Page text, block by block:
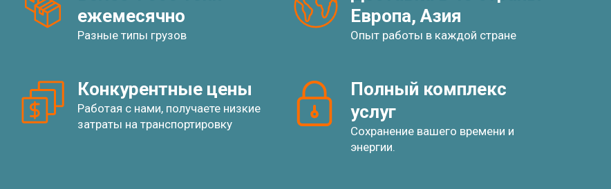
ежемесячно
Разные типы грузов
Европа, Азия
Опыт работы в каждой стране
Конкурентные цены
Работая с нами, получаете низкие
затраты на транспортировку
Полный комплекс
услуг
Сохранение вашего времени и
энергии.